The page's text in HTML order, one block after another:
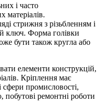
і часто
матеріалів.
стрижня з різьбленням і
ключ. Форма голівки
бути також кругла або
елементи конструкцій,
Кріплення має
сфери промисловості,
побутові ремонтні роботи